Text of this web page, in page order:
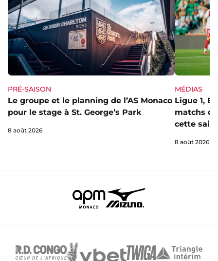
PRÉ-SAISON
Le groupe et le planning de l’AS Monaco
pour le stage à St. George’s Park
8 août 2026
MÉDIAS
Ligue 1,
matchs
cette
8 août 2026